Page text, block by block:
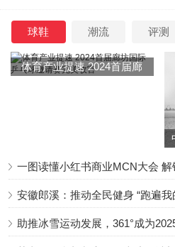
随着《田耕纪》剧情的推进，
展纷纷表示迷惑和担忧，觉得一
辑。
球鞋 潮流 评测
体育产业提速 2024首届廊
安徽郎溪：推动全民健身 “跑遍我
助推冰雪运动发展，361°成为